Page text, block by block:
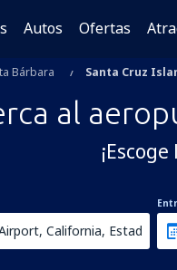
Autos Ofertas
Bárbara Santa Cruz
al